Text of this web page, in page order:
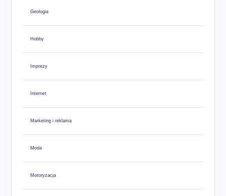
Geologia
Hobby
Imprezy
Internet
Marketing i reklama
Moda
Motoryzacja